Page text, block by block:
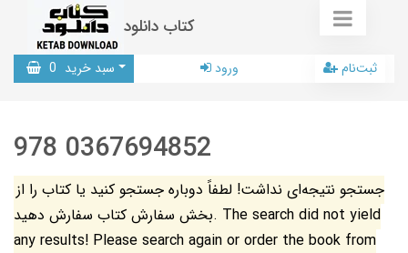
کتاب دانلود
سبد خرید 0 ورود ثبت‌نام
978 0367694852
جستجو نتیجه‌ای نداشت! لطفاً دوباره جستجو کنید یا کتاب را از
بخش سفارش کتاب سفارش دهید. The search did not yield
any results! Please search again or order the book from